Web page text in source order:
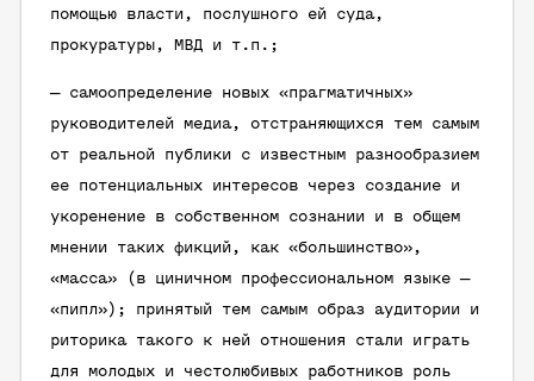
помощью власти, послушного ей суда,
прокуратуры, МВД и т.п.;
— самоопределение новых «прагматичных»
руководителей медиа, отстраняющихся тем самым
от реальной публики с известным разнообразием
ее потенциальных интересов через создание и
укоренение в собственном сознании и в общем
мнении таких фикций, как «большинство»,
«масса» (в циничном профессиональном языке —
«пипл»); принятый тем самым образ аудитории и
риторика такого к ней отношения стали играть
для молодых и честолюбивых работников роль